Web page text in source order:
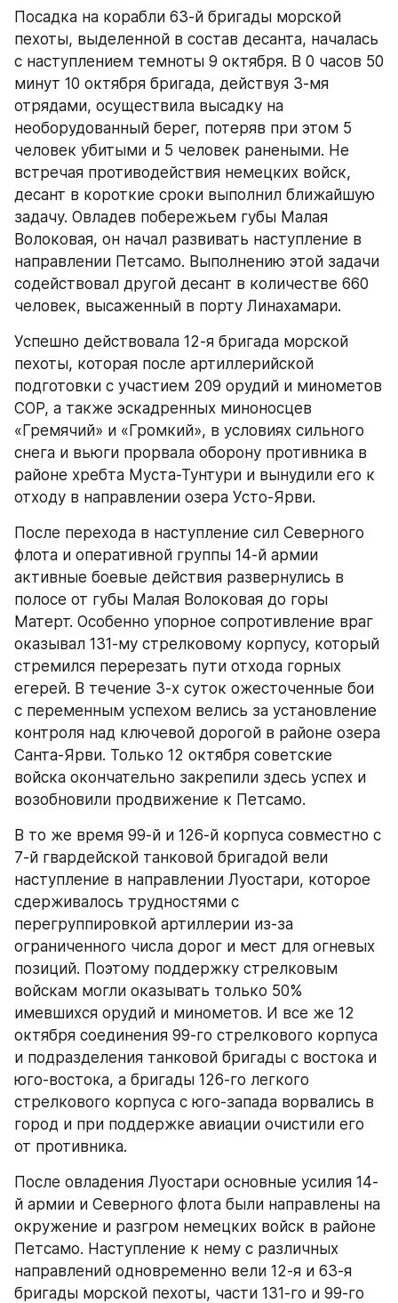
Посадка на корабли 63-й бригады морской
пехоты, выделенной в состав десанта, началась
с наступлением темноты 9 октября. В 0 часов 50
минут 10 октября бригада, действуя 3-мя
отрядами, осуществила высадку на
необорудованный берег, потеряв при этом 5
человек убитыми и 5 человек ранеными. Не
встречая противодействия немецких войск,
десант в короткие сроки выполнил ближайшую
задачу. Овладев побережьем губы Малая
Волоковая, он начал развивать наступление в
направлении Петсамо. Выполнению этой задачи
содействовал другой десант в количестве 660
человек, высаженный в порту Линахамари.
Успешно действовала 12-я бригада морской
пехоты, которая после артиллерийской
подготовки с участием 209 орудий и минометов
СОР, а также эскадренных миноносцев
«Гремячий» и «Громкий», в условиях сильного
снега и вьюги прорвала оборону противника в
районе хребта Муста-Тунтури и вынудили его к
отходу в направлении озера Усто-Ярви.
После перехода в наступление сил Северного
флота и оперативной группы 14-й армии
активные боевые действия развернулись в
полосе от губы Малая Волоковая до горы
Матерт. Особенно упорное сопротивление враг
оказывал 131-му стрелковому корпусу, который
стремился перерезать пути отхода горных
егерей. В течение 3-х суток ожесточенные бои
с переменным успехом велись за установление
контроля над ключевой дорогой в районе озера
Санта-Ярви. Только 12 октября советские
войска окончательно закрепили здесь успех и
возобновили продвижение к Петсамо.
В то же время 99-й и 126-й корпуса совместно с
7-й гвардейской танковой бригадой вели
наступление в направлении Луостари, которое
сдерживалось трудностями с
перегруппировкой артиллерии из-за
ограниченного числа дорог и мест для огневых
позиций. Поэтому поддержку стрелковым
войскам могли оказывать только 50%
имевшихся орудий и минометов. И все же 12
октября соединения 99-го стрелкового корпуса
и подразделения танковой бригады с востока и
юго-востока, а бригады 126-го легкого
стрелкового корпуса с юго-запада ворвались в
город и при поддержке авиации очистили его
от противника.
После овладения Луостари основные усилия 14-
й армии и Северного флота были направлены на
окружение и разгром немецких войск в районе
Петсамо. Наступление к нему с различных
направлений одновременно вели 12-я и 63-я
бригады морской пехоты, части 131-го и 99-го